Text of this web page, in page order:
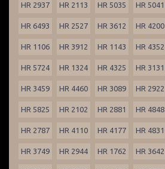
HR 2937 HR 2113 HR 5035 HR 5041
HR 6493 HR 2527 HR 3612 HR 4200
HR 1106 HR 3912 HR 1143 HR 4352
HR 5724 HR 1324 HR 4325 HR 3131
HR 3459 HR 4460 HR 3089 HR 2922
HR 5825 HR 2102 HR 2881 HR 4848
HR 2787 HR 4110 HR 4177 HR 4831
HR 3749 HR 2944 HR 1762 HR 3642